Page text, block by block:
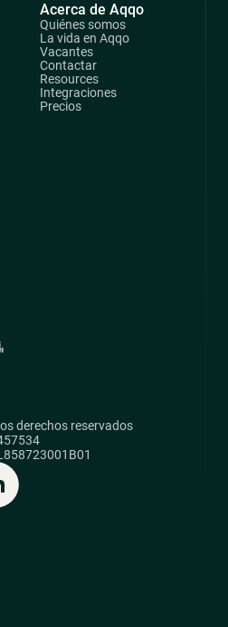
Acerca de Aqqo
Quiénes somos
La vida en Aqqo
Vacantes
Contactar
Resources
Integraciones
Precios
derechos reservados